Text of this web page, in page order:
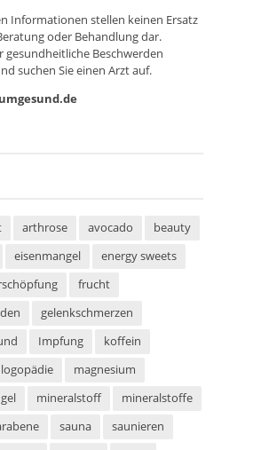
Informationen stellen keinen Ersatz
oder Behandlung dar.
gesundheitliche Beschwerden
suchen Sie einen Arzt auf.
arthrose avocado
beauty
eisenmangel
energy sweets
frucht
gelenkschmerzen
Impfung
koffein
logopädie
magnesium
mineralstoff
mineralstoffe
sauna
saunieren